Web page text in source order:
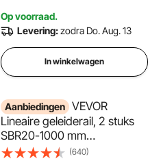
bankschroeven.
Op voorraad.
Levering:zodra Do. Aug. 13
In winkelwagen
Aanbiedingen VEVOR
Lineaire geleiderail, 2 stuks
SBR20-1000 mm
koolstofstalen aluminium
(640)